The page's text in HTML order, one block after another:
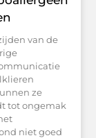
van de
ze
tot ongemak
niet goed